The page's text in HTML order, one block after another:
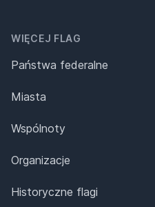
WIĘCEJ FLAG
Państwa federalne
Miasta
Wspólnoty
Organizacje
Historyczne flagi